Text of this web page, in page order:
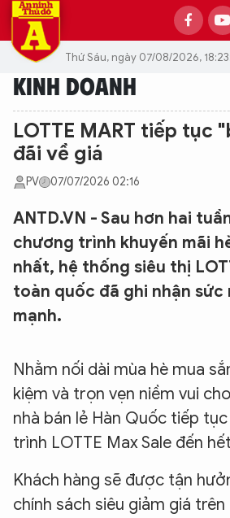
Thứ Sáu, ngày 07/08/2026,
KINH DOANH
LOTTE MART tiếp tục
đãi về giá
PV 07/07/2026 02:16
ANTD.VN - Sau hơn hai
chương trình khuyến mãi
nhất, hệ thống siêu thị
toàn quốc đã ghi nhận sức
mạnh.
Nhằm nối dài mùa hè mua
kiệm và trọn vẹn niềm vui
nhà bán lẻ Hàn Quốc tiếp
trình LOTTE Max Sale đến
Khách hàng sẽ được tận
chính sách siêu giảm giá trên